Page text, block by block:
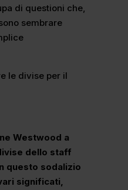
di questioni che,
sembrare
le divise per il
Westwood a
dello staff
questo sodalizio
significati,